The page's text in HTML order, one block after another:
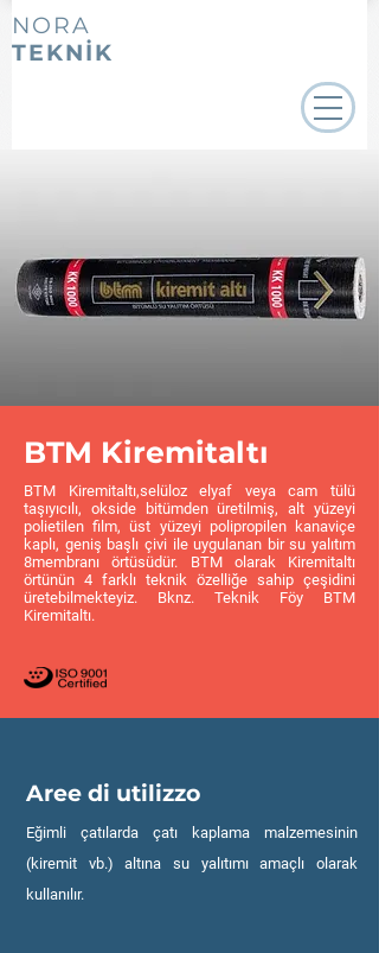
NORA
TEKNİK
BTM Kiremitaltı
BTM Kiremitaltı,selüloz elyaf veya cam tülü
taşıyıcılı, okside bitümden üretilmiş, alt yüzeyi
polietilen film, üst yüzeyi polipropilen kanaviçe
kaplı, geniş başlı çivi ile uygulanan bir su yalıtım
8membranı örtüsüdür. BTM olarak Kiremitaltı
örtünün 4 farklı teknik özelliğe sahip çeşidini
üretebilmekteyiz. Bknz. Teknik Föy BTM
Kiremitaltı.
Aree di utilizzo
Eğimli çatılarda çatı kaplama malzemesinin
(kiremit vb.) altına su yalıtımı amaçlı olarak
kullanılır.